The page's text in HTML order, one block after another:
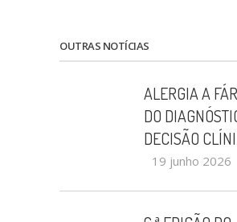
OUTRAS NOTÍCIAS
ALERGIA A
DO
DECISÃO
19 junho 2026